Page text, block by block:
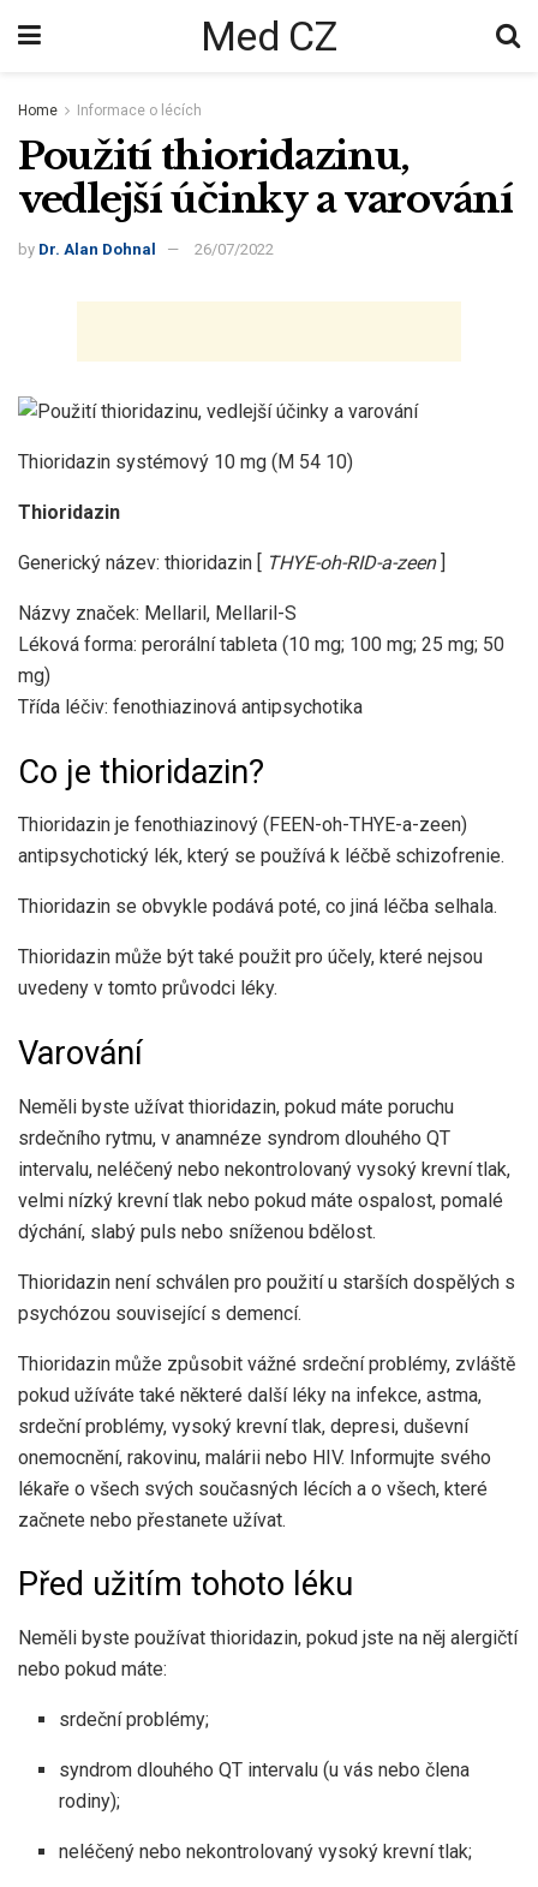
Med CZ
Home Informace o lécích
Použití thioridazinu,
vedlejší účinky a varování
by Dr. Alan Dohnal 26/07/2022
Thioridazin systémový 10 mg (M 54 10)
Thioridazin
Generický název: thioridazin [ THYE-oh-RID-a-zeen]
Názvy značek: Mellaril, Mellaril-S
Léková forma: perorální tableta (10 mg; 100 mg; 25 mg; 50
mg)
Třída léčiv: fenothiazinová antipsychotika
Co je thioridazin?
Thioridazin je fenothiazinový (FEEN-oh-THYE-a-zeen)
antipsychotický lék, který se používá k léčbě schizofrenie.
Thioridazin se obvykle podává poté, co jiná léčba selhala.
Thioridazin může být také použit pro účely, které nejsou
uvedeny v tomto průvodci léky.
Varování
Neměli byste užívat thioridazin, pokud máte poruchu
srdečního rytmu, v anamnéze syndrom dlouhého QT
intervalu, neléčený nebo nekontrolovaný vysoký krevní tlak,
velmi nízký krevní tlak nebo pokud máte ospalost, pomalé
dýchání, slabý puls nebo sníženou bdělost.
Thioridazin není schválen pro použití u starších dospělých s
psychózou související s demencí.
Thioridazin může způsobit vážné srdeční problémy, zvláště
pokud užíváte také některé další léky na infekce, astma,
srdeční problémy, vysoký krevní tlak, depresi, duševní
onemocnění, rakovinu, malárii nebo HIV. Informujte svého
lékaře o všech svých současných lécích a o všech, které
začnete nebo přestanete užívat.
Před užitím tohoto léku
Neměli byste používat thioridazin, pokud jste na něj alergičtí
nebo pokud máte:
srdeční problémy;
syndrom dlouhého QT intervalu (u vás nebo člena
rodiny);
neléčený nebo nekontrolovaný vysoký krevní tlak;